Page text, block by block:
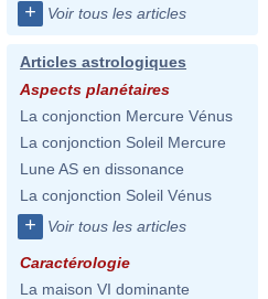
+ Voir tous les articles
Articles astrologiques
Aspects planétaires
La conjonction Mercure Vénus
La conjonction Soleil Mercure
Lune AS en dissonance
La conjonction Soleil Vénus
+ Voir tous les articles
Caractérologie
La maison VI dominante